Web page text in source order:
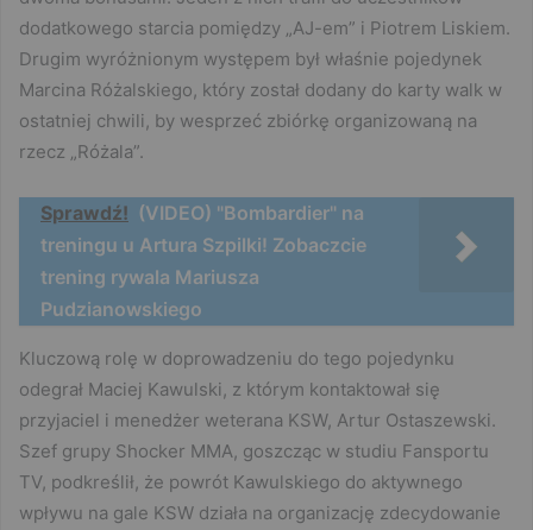
dodatkowego starcia pomiędzy „AJ-em” i Piotrem Liskiem.
Drugim wyróżnionym występem był właśnie pojedynek
Marcina Różalskiego, który został dodany do karty walk w
ostatniej chwili, by wesprzeć zbiórkę organizowaną na
rzecz „Różala”.
Sprawdź! (VIDEO) "Bombardier" na
treningu u Artura Szpilki! Zobaczcie
trening rywala Mariusza
Pudzianowskiego
Kluczową rolę w doprowadzeniu do tego pojedynku
odegrał Maciej Kawulski, z którym kontaktował się
przyjaciel i menedżer weterana KSW, Artur Ostaszewski.
Szef grupy Shocker MMA, goszcząc w studiu Fansportu
TV, podkreślił, że powrót Kawulskiego do aktywnego
wpływu na gale KSW działa na organizację zdecydowanie